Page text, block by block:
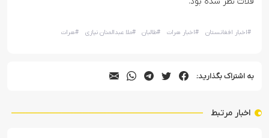
#اخبار افغانستان #اخبار هرات #طالبان #ملا عبدالمنان نیازی #هرات
به اشتراک بگذارید:
اخبار مرتبط